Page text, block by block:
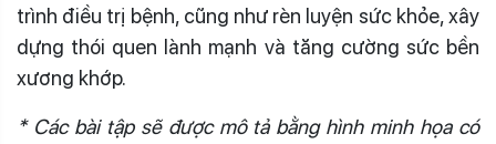
trình điều trị bệnh, cũng như rèn luyện sức khỏe, xây
dựng thói quen lành mạnh và tăng cường sức bền
xương khớp.
* Các bài tập sẽ được mô tả bằng hình minh họa có